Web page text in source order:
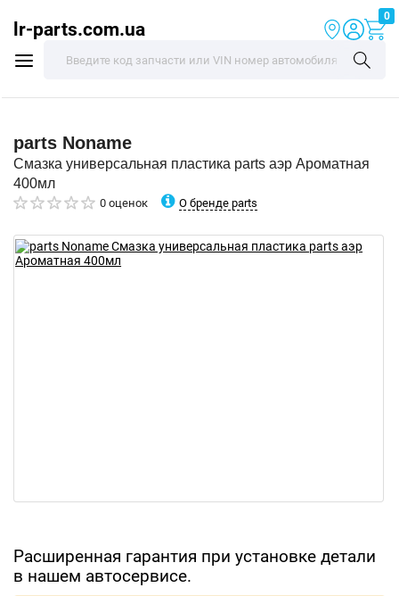
lr-parts.com.ua
0
parts Noname
Смазка универсальная пластика parts аэр Ароматная
400мл
0 оценок О бренде parts
Расширенная гарантия при установке детали
в нашем автосервисе.